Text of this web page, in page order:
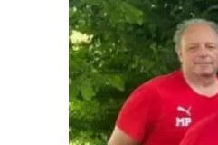
Eisstock
Fussball
Handball